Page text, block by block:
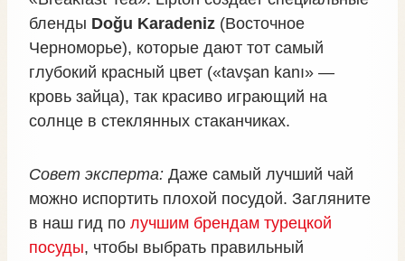
бленды Doğu Karadeniz (Восточное
Черноморье), которые дают тот самый
глубокий красный цвет («tavşan kanı» —
кровь зайца), так красиво играющий на
солнце в стеклянных стаканчиках.
Совет эксперта: Даже самый лучший чай
можно испортить плохой посудой. Загляните
в наш гид по лучшим брендам турецкой
посуды, чтобы выбрать правильный